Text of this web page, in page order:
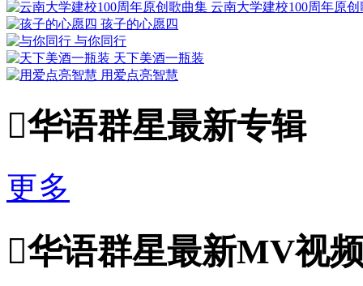
云南大学建校100周年原
孩子的心愿四
与你同行
天下美酒一瓶装
用爱点亮智慧
华语群星最新专辑
更多
华语群星最新MV视